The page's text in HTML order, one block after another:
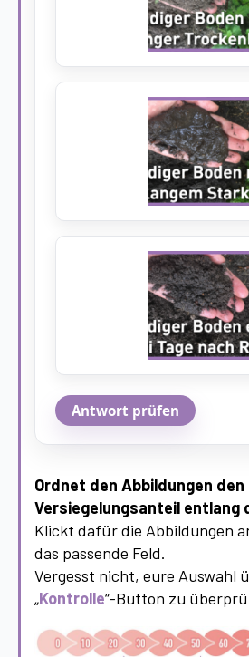
Antwort prüfen
Ordnet den Abbildungen
Versiegelungsanteil entlang
Klickt dafür die Abbildungen
das passende Feld.
Vergesst nicht, eure Auswahl
„Kontrolle“-Button zu